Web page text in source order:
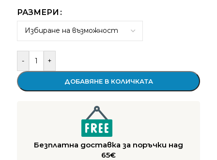
РАЗМЕРИ
- +
ДОБАВЯНЕ В КОЛИЧКАТА
Безплатна доставка за поръчки над
65€